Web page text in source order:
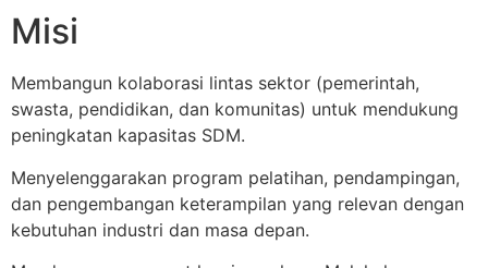
Misi
Membangun kolaborasi lintas sektor (pemerintah,
swasta, pendidikan, dan komunitas) untuk mendukung
peningkatan kapasitas SDM.
Menyelenggarakan program pelatihan, pendampingan,
dan pengembangan keterampilan yang relevan dengan
kebutuhan industri dan masa depan.